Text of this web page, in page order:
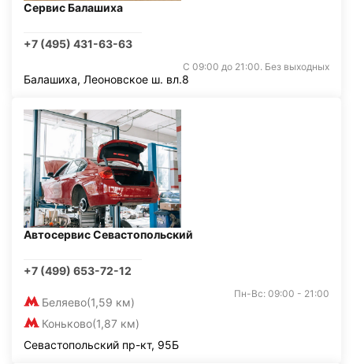
Сервис Балашиха
+7 (495) 431-63-63
С 09:00 до 21:00. Без выходных
Балашиха, Леоновское ш. вл.8
Автосервис Севастопольский
+7 (499) 653-72-12
Беляево(1,59 км)
Коньково(1,87 км)
Пн-Вс: 09:00 - 21:00
Севастопольский пр-кт, 95Б